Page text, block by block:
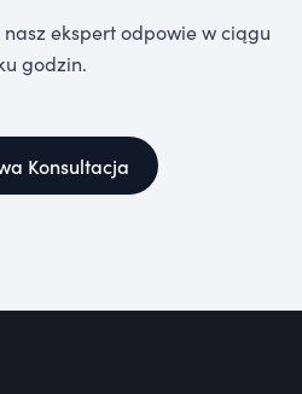
ekspert odpowie w ciągu
godzin.
Konsultacja